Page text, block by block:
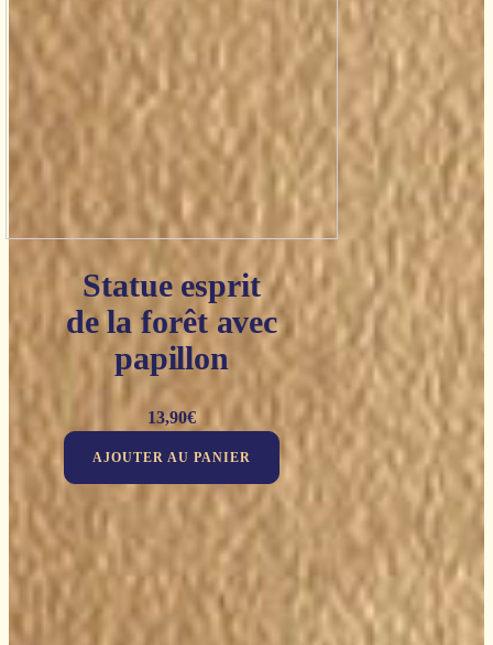
Statue esprit
de la forêt avec
papillon
13,90€
AJOUTER AU PANIER